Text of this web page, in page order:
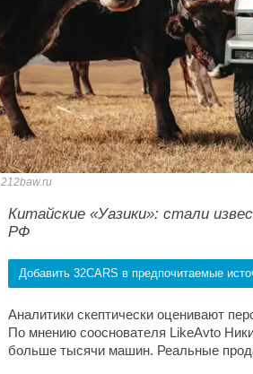
212baw.ru
Китайские «Уазики»: стали
РФ
Добавить 32CARS в предпочитаемые
Аналитики скептически оценивают
По мнению сооснователя LikeAvto
больше тысячи машин. Реальные